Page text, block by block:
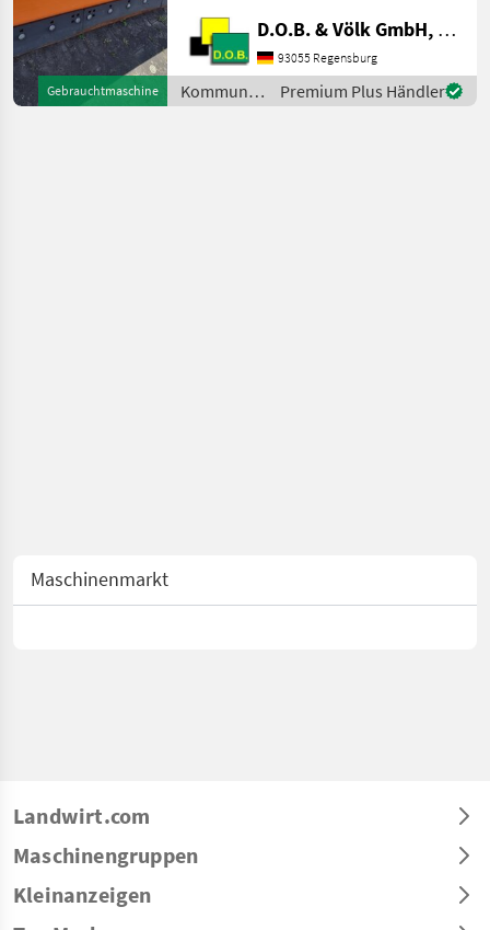
Gebrauchtmaschine
PSV Gleitkufensatz
Standard Kommunalgeräte
Winterdienst
D.O.B. & Völk GmbH, Filiale Regensburg
93055 Regensburg
Kommunalgeräte
/ Samasz
Premium Plus Händler
Maschinenmarkt
Landwirt.com
Maschinengruppen
Kleinanzeigen